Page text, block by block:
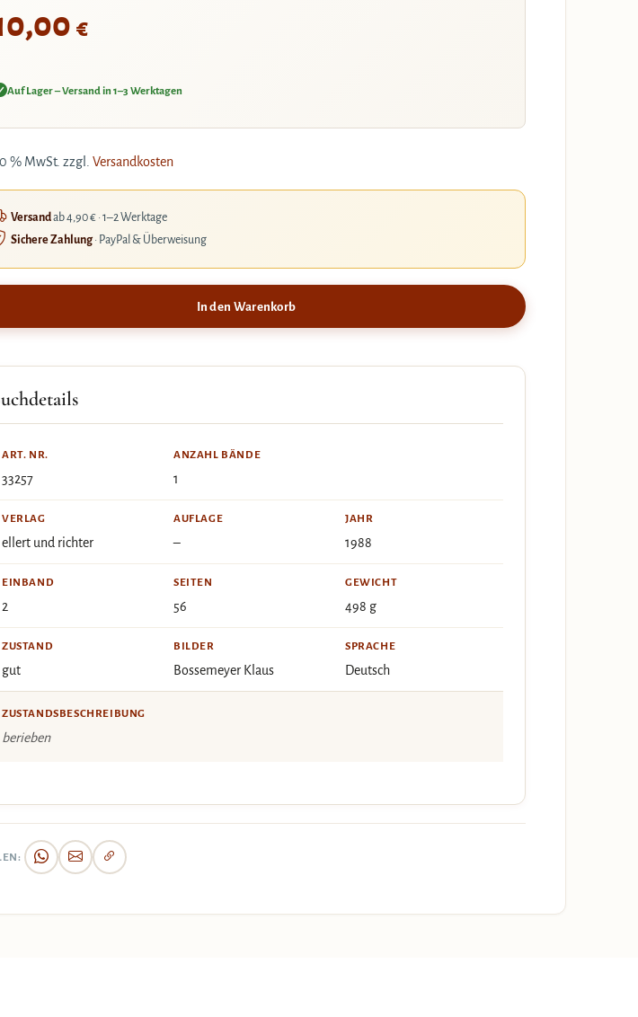
€
Auf Lager – Versand in 1–3 Werktagen
% MwSt. zzgl. Versandkosten
Versandab 4,90 € · 1–2 Werktage
Sichere Zahlung· PayPal & Überweisung
In den Warenkorb
ART. NR.
33257
ANZAHL BÄNDE
1
VERLAG
ellert und richter
AUFLAGE
–
JAHR
1988
EINBAND
2
SEITEN
56
GEWICHT
498 g
ZUSTAND
gut
BILDER
Bossemeyer Klaus
SPRACHE
Deutsch
ZUSTANDSBESCHREIBUNG
berieben